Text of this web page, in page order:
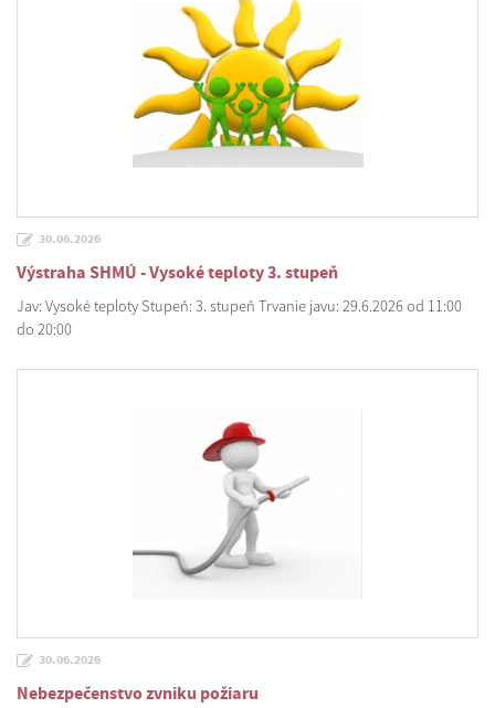
30.06.2026
Výstraha SHMÚ - Vysoké teploty 3. stupeň
Jav: Vysoké teploty Stupeň: 3. stupeň Trvanie javu: 29.6.2026 od 11:00
do 20:00
30.06.2026
Nebezpečenstvo zvniku požiaru